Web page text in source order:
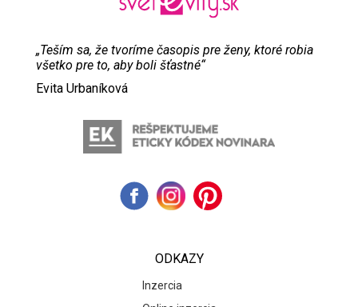
„Teším sa, že tvoríme časopis pre ženy, ktoré robia
všetko pre to, aby boli šťastné“
Evita Urbaníková
ODKAZY
Inzercia